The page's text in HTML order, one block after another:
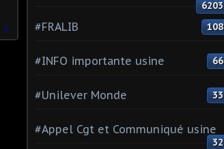
6203
#FRALIB 108
#INFO importante usine 66
#Unilever Monde 33
#Appel Cgt et Communiqué usine
32